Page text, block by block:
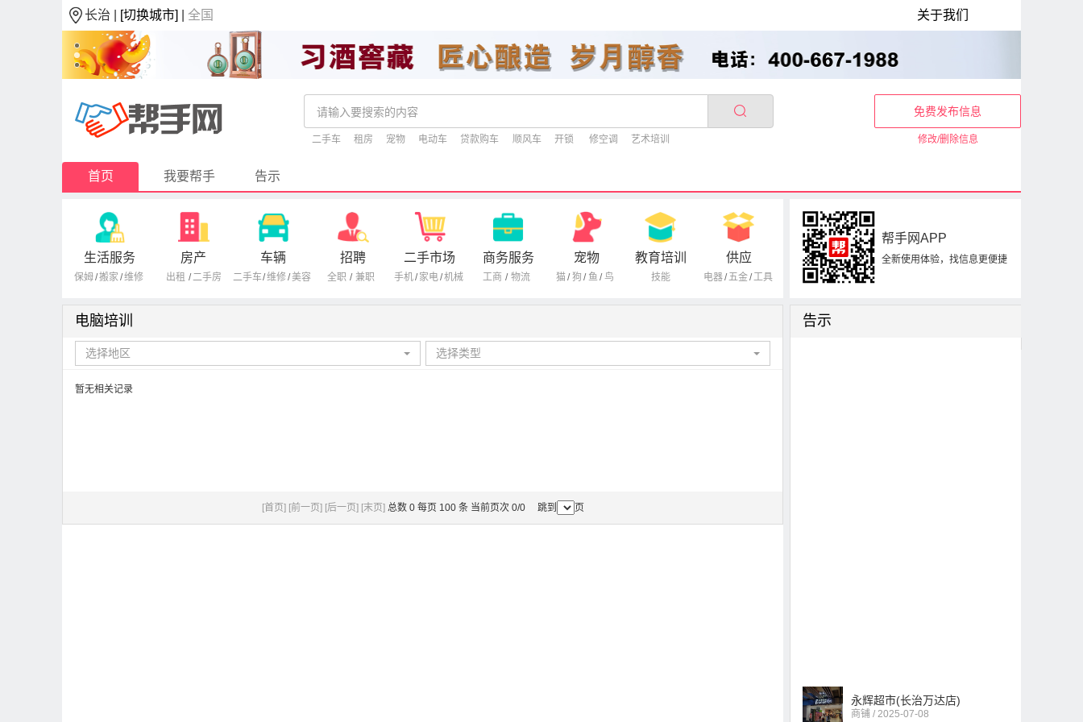
长治 | [切换城市] |全国 关于我们
二手车 租房 宠物 电动车 贷款购车 顺风车 开锁 修空调 艺术培训
免费发布信息
修改/删除信息
首页 我要帮手 告示
生活服务
保姆/搬家 /维修
房产
出租 /二手房
车辆
二手车/维修/美容
招聘
全职 / 兼职
二手市场
手机/ 家电/机械
商务服务
工商 / 物流
宠物
猫/ 狗 / 鱼 / 鸟
教育培训
技能
供应
电器/五金/工具
帮手网APP
全新使用体验，找信息更便捷
电脑培训
选择地区 选择类型
暂无相关记录
[首页] [前一页] [后一页] [末页] 总数 0 每页 100 条 当前页次 0/0 跳到 页
告示
永辉超市(长治万达店)
商铺 / 2025-07-08